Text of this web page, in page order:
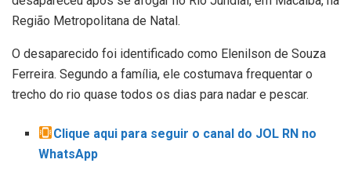
Região Metropolitana de Natal.
O desaparecido foi identificado como Elenilson de Souza
Ferreira. Segundo a família, ele costumava frequentar o
trecho do rio quase todos os dias para nadar e pescar.
Clique aqui para seguir o canal do JOL RN no
WhatsApp